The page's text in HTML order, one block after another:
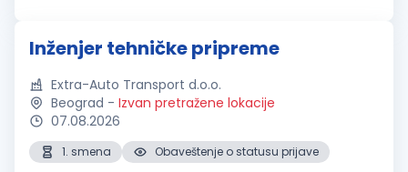
Inženjer tehničke pripreme
Extra-Auto Transport d.o.o.
Beograd - Izvan pretražene lokacije
07.08.2026
1. smena
Obaveštenje o statusu prijave